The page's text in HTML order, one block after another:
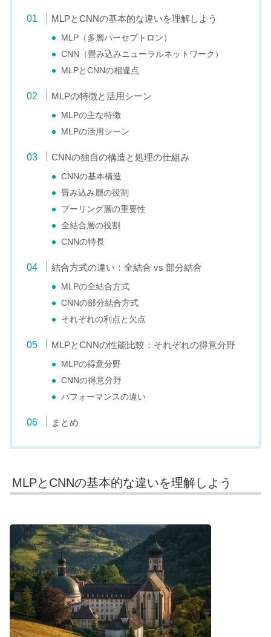
MLPとCNNの基本的な違いを理解しよう
MLP（多層パーセプトロン）
CNN（畳み込みニューラルネットワーク）
MLPとCNNの相違点
MLPの特徴と活用シーン
MLPの主な特徴
MLPの活用シーン
CNNの独自の構造と処理の仕組み
CNNの基本構造
畳み込み層の役割
プーリング層の重要性
全結合層の役割
CNNの特長
結合方式の違い：全結合 vs 部分結合
MLPの全結合方式
CNNの部分結合方式
それぞれの利点と欠点
MLPとCNNの性能比較：それぞれの得意分野
MLPの得意分野
CNNの得意分野
パフォーマンスの違い
まとめ
MLPとCNNの基本的な違いを理解しよう